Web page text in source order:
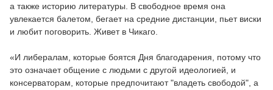
а также историю литературы. В свободное время она
увлекается балетом, бегает на средние дистанции, пьет виски
и любит поговорить. Живет в Чикаго.
«И либералам, которые боятся Дня благодарения, потому что
это означает общение с людьми с другой идеологией, и
консерваторам, которые предпочитают "владеть свободой", а